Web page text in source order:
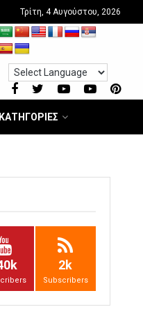
Τρίτη, 4 Αυγούστου, 2026
2k
Subscribers